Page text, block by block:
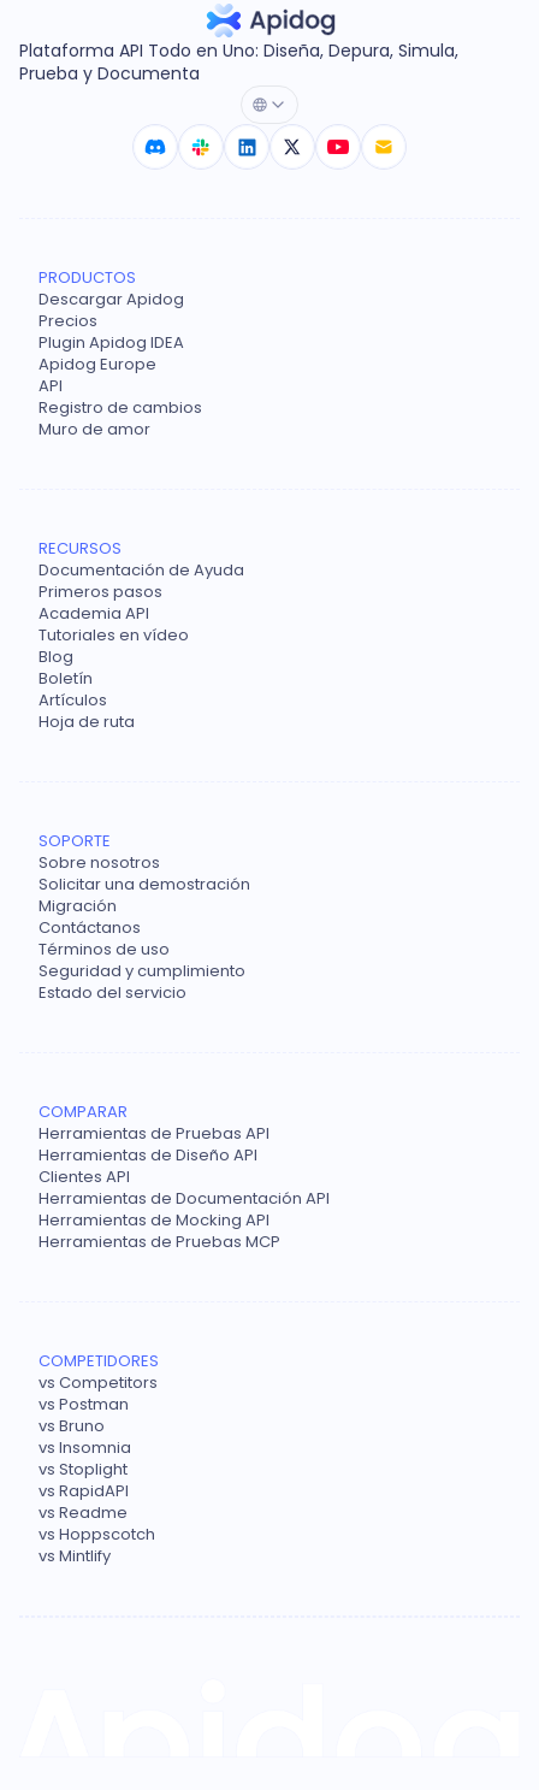
Plataforma API Todo en Uno: Diseña, Depura, Simula,
Prueba y Documenta
PRODUCTOS
Descargar Apidog
Precios
Plugin Apidog IDEA
Apidog Europe
API
Registro de cambios
Muro de amor
RECURSOS
Documentación de Ayuda
Primeros pasos
Academia API
Tutoriales en vídeo
Blog
Boletín
Artículos
Hoja de ruta
SOPORTE
Sobre nosotros
Solicitar una demostración
Migración
Contáctanos
Términos de uso
Seguridad y cumplimiento
Estado del servicio
COMPARAR
Herramientas de Pruebas API
Herramientas de Diseño API
Clientes API
Herramientas de Documentación API
Herramientas de Mocking API
Herramientas de Pruebas MCP
COMPETIDORES
vs Competitors
vs Postman
vs Bruno
vs Insomnia
vs Stoplight
vs RapidAPI
vs Readme
vs Hoppscotch
vs Mintlify